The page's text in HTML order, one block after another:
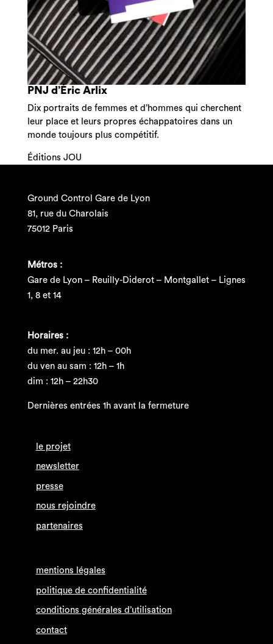
PNJ d’Éric Arlix
Dix portraits de femmes et d’hommes qui cherchent
leur place et leurs propres échappatoires dans un
monde toujours plus compétitif.
Éditions JOU
Ground Control Gare de Lyon
81, rue du Charolais
75012 Paris
Métros :
Gare de Lyon – Reuilly-Diderot – Montgallet – Lignes
1, 8 et 14
Horaires :
du mer. au jeu : 12h – 00h
du ven au sam : 12h – 1h
dim : 12h – 22h30
Dernières entrées 1h avant la fermeture
le projet
newsletter
presse
nous rejoindre
partenaires
mentions légales
politique de confidentialité
conditions générales d’utilisation
contact